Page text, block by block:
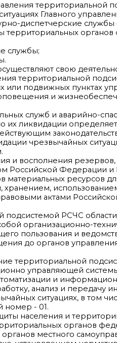
территориальной
Главного
диспетчерские службы
органов
службы;
свою
территориальной
или подвижных пунктах
и
служб и аварийно-
их ликвидации
чрезвычайных
и восполнения
Российской Федерации и
материальных ресурсов
хранением,
актами
подсистемой РСЧС
организационно-
пользования и
до органов
территориальной
управляющей
и
анализ и передачу
ситуациях, в том
номер - 01.
населения и
органов
органов местного